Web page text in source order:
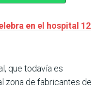
en el hospital 12
que todavía es
zona de fabricantes de